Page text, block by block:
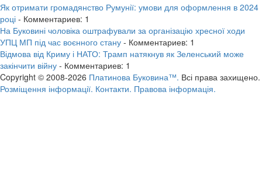
Як отримати громадянство Румунії: умови для оформлення в 2024
році - Комментариев: 1
На Буковині чоловіка оштрафували за організацію хресної ходи
УПЦ МП під час воєнного стану - Комментариев: 1
Відмова від Криму і НАТО: Трамп натякнув як Зеленський може
закінчити війну - Комментариев: 1
Copyright © 2008-2026 Платинова Буковина™. Всі права захищено.
Розміщення інформації. Контакти. Правова інформація.